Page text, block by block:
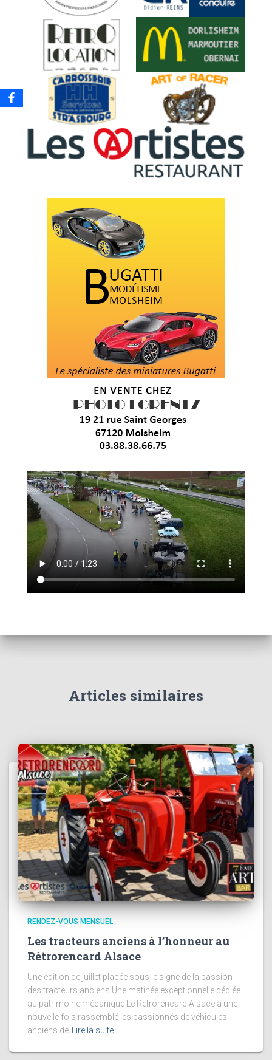
Articles similaires
RENDEZ-VOUS MENSUEL
Les tracteurs anciens à l’honneur au
Rétrorencard Alsace
Une édition de juillet placée sous le signe de la passion
des tracteurs anciens Une matinée exceptionnelle dédiée
au patrimoine mécanique Le Rétrorencard Alsace a une
nouvelle fois rassemblé les passionnés de véhicules
anciens de
Lire la suite